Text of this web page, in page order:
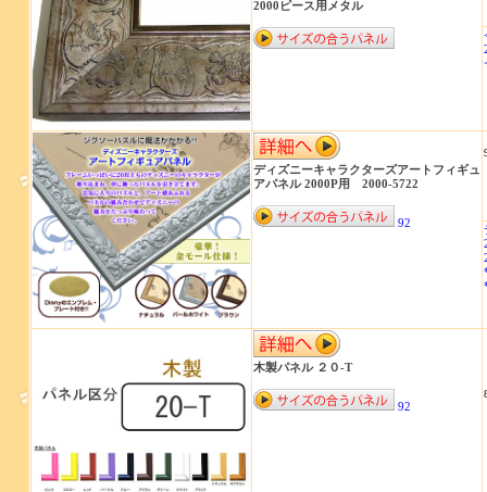
2000ピース用メタル
ディズニーキャラクターズアートフィギュ
アパネル 2000P用 2000-5722
92
木製パネル ２０-T
92